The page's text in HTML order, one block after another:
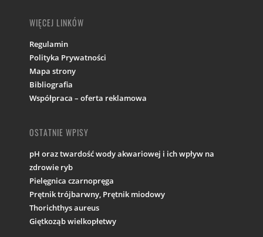
WIĘCEJ LINKÓW
Regulamin
Polityka Prywatności
Mapa strony
Bibliografia
Współpraca – oferta reklamowa
OSTATNIE WPISY
pH oraz twardość wody akwariowej i ich wpływ na
zdrowie ryb
Pielęgnica czarnopręga
Prętnik trójbarwny, Prętnik miodowy
Thorichthys aureus
Giętkoząb wielkopłetwy